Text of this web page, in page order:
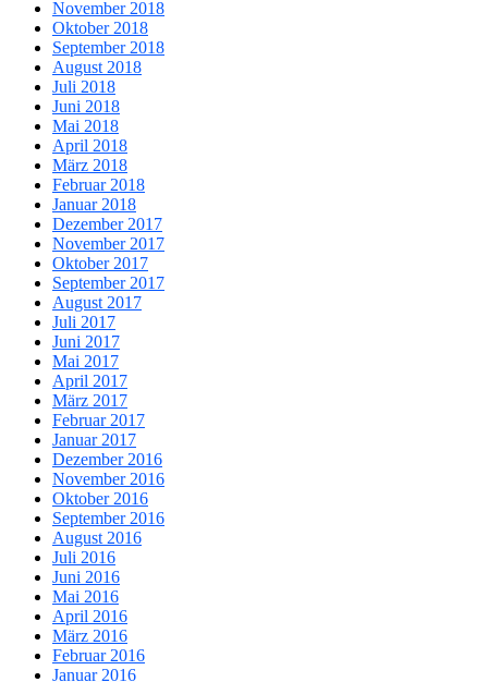
November 2018
Oktober 2018
September 2018
August 2018
Juli 2018
Juni 2018
Mai 2018
April 2018
März 2018
Februar 2018
Januar 2018
Dezember 2017
November 2017
Oktober 2017
September 2017
August 2017
Juli 2017
Juni 2017
Mai 2017
April 2017
März 2017
Februar 2017
Januar 2017
Dezember 2016
November 2016
Oktober 2016
September 2016
August 2016
Juli 2016
Juni 2016
Mai 2016
April 2016
März 2016
Februar 2016
Januar 2016